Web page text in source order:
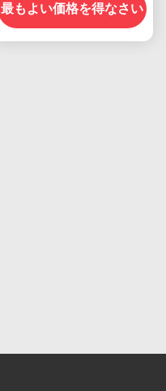
最もよい価格を得なさい